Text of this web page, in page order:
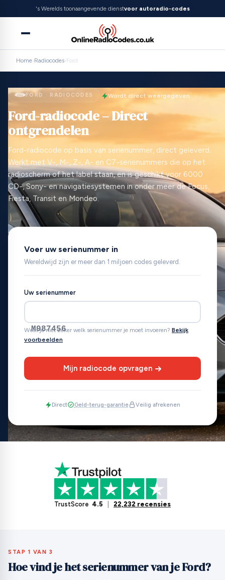
's Werelds toonaangevende dienstvoor autoradio-codes
Home›Radiocodes›Ford
FORD · RADIOCODES Wordt direct weergegeven
Ford-radiocode – Direct
ontgrendelen
Ford-radiocode op basis van serienummer, direct geleverd.
Werkt met V-, M-, Z-, A- en C7-serienummers die op het
radioscherm of het label staan, en is geschikt voor 6000
CD-, Sony- en navigatiesystemen in onder meer de Focus,
Fiesta, Transit en Mondeo.
Voer uw serienummer in
Wereldwijd zijn er meer dan 1 miljoen codes geleverd.
Uw serienummer
M987456
Weet je niet zeker welk serienummer je moet invoeren? Bekijk
voorbeelden
Mijn radiocode opvragen
Direct Geld-terug-garantie Veilig afrekenen
TrustScore 4.5 22,232 recensies
STAP 1 VAN 3
Hoe vind je het serienummer van je Ford?